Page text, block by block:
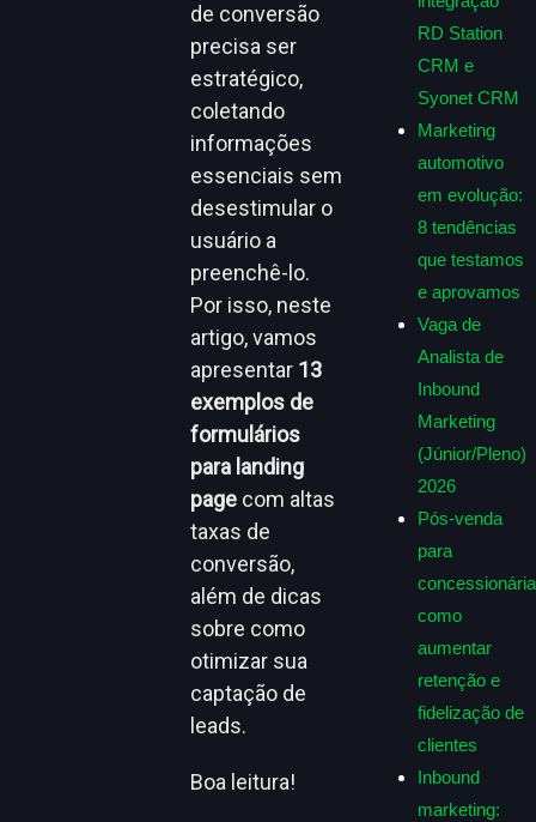
de conversão
precisa ser
estratégico,
coletando
informações
essenciais sem
desestimular o
usuário a
preenchê-lo.
Por isso, neste
artigo, vamos
apresentar 13
exemplos de
formulários
para landing
page com altas
taxas de
conversão,
além de dicas
sobre como
otimizar sua
captação de
leads.
Boa leitura!
RD Station
CRM e
Syonet CRM
Marketing
automotivo
em evolução:
8 tendências
que testamos
e aprovamos
Vaga de
Analista de
Inbound
Marketing
(Júnior/Pleno)
2026
Pós-venda
para
como
aumentar
retenção e
fidelização de
clientes
Inbound
marketing: